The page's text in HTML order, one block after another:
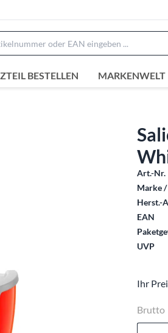
BESTELLEN MARKENWELT
Art.-Nr.
Marke
Herst.-
EAN
UVP
Ihr
Brutto